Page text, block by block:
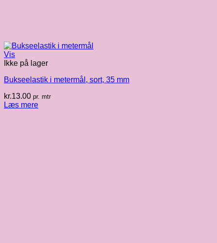
Vis
Ikke på lager
Bukseelastik i metermål, sort, 35 mm
kr.13.00 pr. mtr
Læs mere